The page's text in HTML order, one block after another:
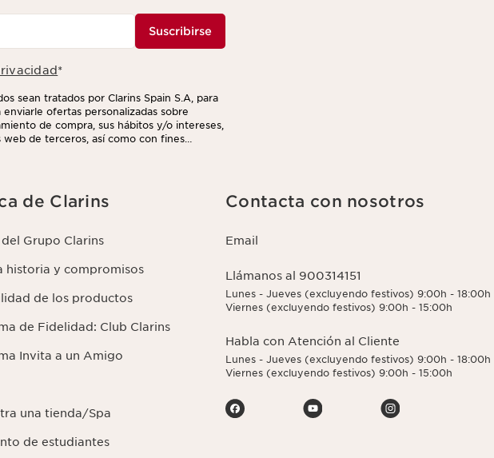
Suscribirse
*
sean tratados por Clarins Spain S.A, para
ofertas personalizadas sobre
de compra, sus hábitos y/o intereses,
web de terceros, así como con fines
haciendo click en el enlace para
de Clarins
Grupo Clarins
historia y compromisos
de los productos
de Fidelidad: Club Clarins
Invita a un Amigo
una tienda/Spa
de estudiantes
Contacta con nosotros
Email
Llámanos al 900314151
Lunes - Jueves (excluyendo festivos) 9:00h - 18:00h
Viernes (excluyendo festivos) 9:00h - 15:00h
Habla con Atención al Cliente
Lunes - Jueves (excluyendo festivos) 9:00h - 18:00h
Viernes (excluyendo festivos) 9:00h - 15:00h